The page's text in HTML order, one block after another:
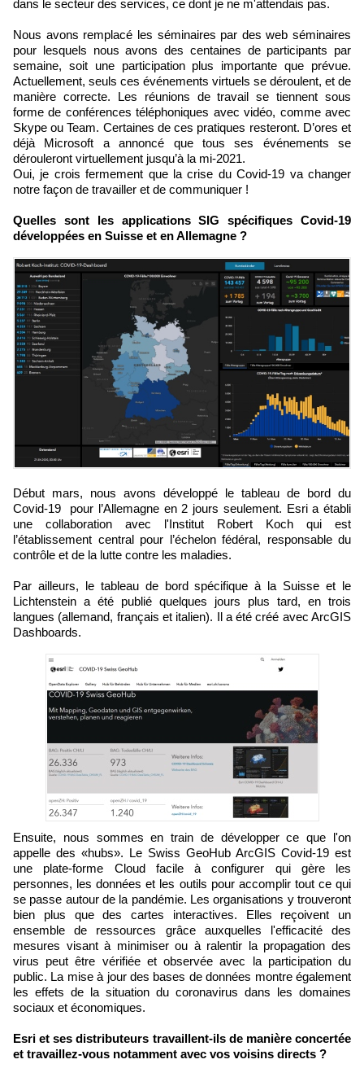
dans le secteur des services, ce dont je ne m'attendais pas.
Nous avons remplacé les séminaires par des web séminaires
pour lesquels nous avons des centaines de participants par
semaine, soit une participation plus importante que prévue.
Actuellement, seuls ces événements virtuels se déroulent, et de
manière correcte. Les réunions de travail se tiennent sous
forme de conférences téléphoniques avec vidéo, comme avec
Skype ou Team. Certaines de ces pratiques resteront. D’ores et
déjà Microsoft a annoncé que tous ses événements se
dérouleront virtuellement jusqu’à la mi-2021.
Oui, je crois fermement que la crise du Covid-19 va changer
notre façon de travailler et de communiquer !
Quelles sont les applications SIG spécifiques Covid-19
développées en Suisse et en Allemagne ?
Début mars, nous avons développé le tableau de bord du
Covid-19 pour l’Allemagne en 2 jours seulement. Esri a établi
une collaboration avec l'Institut Robert Koch qui est
l’établissement central pour l’échelon fédéral, responsable du
contrôle et de la lutte contre les maladies.
Par ailleurs, le tableau de bord spécifique à la Suisse et le
Lichtenstein a été publié quelques jours plus tard, en trois
langues (allemand, français et italien). Il a été créé avec ArcGIS
Dashboards.
Ensuite, nous sommes en train de développer ce que l'on
appelle des «hubs». Le Swiss GeoHub ArcGIS Covid-19 est
une plate-forme Cloud facile à configurer qui gère les
personnes, les données et les outils pour accomplir tout ce qui
se passe autour de la pandémie. Les organisations y trouveront
bien plus que des cartes interactives. Elles reçoivent un
ensemble de ressources grâce auxquelles l'efficacité des
mesures visant à minimiser ou à ralentir la propagation des
virus peut être vérifiée et observée avec la participation du
public. La mise à jour des bases de données montre également
les effets de la situation du coronavirus dans les domaines
sociaux et économiques.
Esri et ses distributeurs travaillent-ils de manière concertée
et travaillez-vous notamment avec vos voisins directs ?